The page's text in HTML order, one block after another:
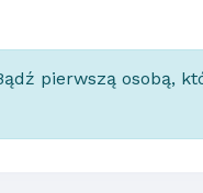
pierwszą osobą,